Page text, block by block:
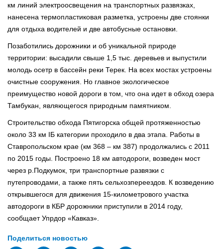
км линий электроосвещения на транспортных развязках,
нанесена термопластиковая разметка, устроены две стоянки
для отдыха водителей и две автобусные остановки.
Позаботились дорожники и об уникальной природе
территории: высадили свыше 1,5 тыс. деревьев и выпустили
молодь осетр в бассейн реки Терек. На всех мостах устроены
очистные сооружения. Но главное экологическое
преимущество новой дороги в том, что она идет в обход озера
Тамбукан, являющегося природным памятником.
Строительство обхода Пятигорска общей протяженностью
около 33 км IБ категории проходило в два этапа. Работы в
Ставропольском крае (км 368 – км 387) продолжались с 2011
по 2015 годы. Построено 18 км автодороги, возведен мост
через р.Подкумок, три транспортные развязки с
путепроводами, а также пять сельхозпереездов. К возведению
открывшегося для движения 15-километрового участка
автодороги в КБР дорожники приступили в 2014 году,
сообщает Упрдор «Кавказ».
Поделиться новостью